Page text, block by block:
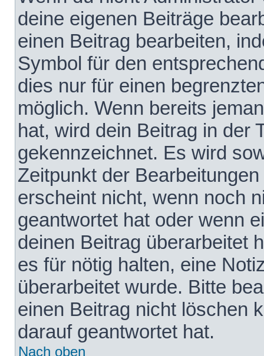
deine eigenen Beiträge
einen Beitrag bearbeiten,
Symbol für den
dies nur für einen
möglich. Wenn bereits
hat, wird dein Beitrag in der
gekennzeichnet. Es wird
Zeitpunkt der
erscheint nicht, wenn noch
geantwortet hat oder wenn
deinen Beitrag überarbeitet
es für nötig halten, eine
überarbeitet wurde. Bitte
einen Beitrag nicht löschen
darauf geantwortet hat.
Nach oben